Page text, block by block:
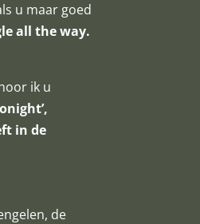
u maar goed
all the way.
ik u
in de
de